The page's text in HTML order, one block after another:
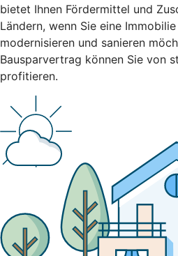
bietet Ihnen Fördermittel und
Ländern, wenn Sie eine
modernisieren und sanieren
Bausparvertrag können Sie von
profitieren.